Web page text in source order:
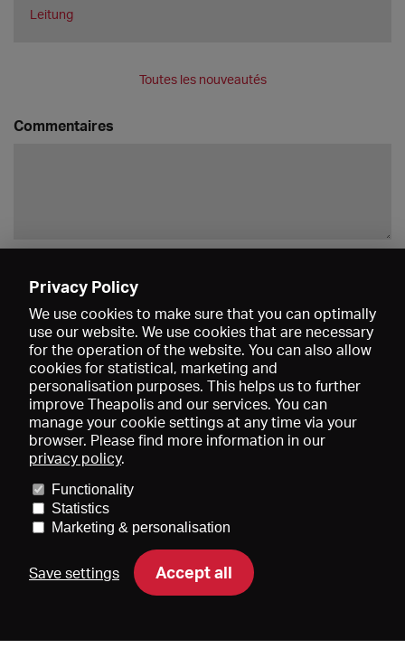
Leitung
Toutes les nouveautés
Commentaires
Données médiatiques
Conditions générales de vente
Contact
Aide Newsletter
Privacy Policy
We use cookies to make sure that you can optimally
use our website. We use cookies that are necessary
for the operation of the website. You can also allow
cookies for statistical, marketing and
personalisation purposes. This helps us to further
improve Theapolis and our services. You can
manage your cookie settings at any time via your
browser. Please find more information in our
privacy policy.
Functionality
Statistics
Marketing & personalisation
Save settings Accept all